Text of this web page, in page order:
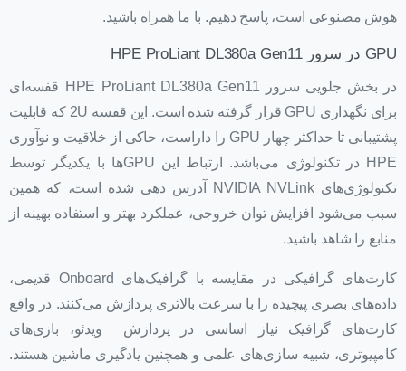
هوش مصنوعی است، پاسخ دهیم. با ما همراه باشید.
GPU در سرور HPE ProLiant DL380a Gen11
در بخش جلویی سرور HPE ProLiant DL380a Gen11 قفسه‌ای
برای نگهداری GPU قرار گرفته شده است. این قفسه 2U که قابلیت
پشتیبانی تا حداکثر چهار GPU را داراست، حاکی از خلاقیت و نوآوری
HPE در تکنولوژی می‌باشد. ارتباط این GPU‌ها با یکدیگر توسط
تکنولوژی‌های NVIDIA NVLink آدرس دهی شده‌ است، که همین
سبب می‌شود افزایش توان خروجی، عملکرد بهتر و استفاده بهینه از
منابع را شاهد باشید.
کارت‌های گرافیکی در مقایسه با گرافیک‌های Onboard قدیمی،
داده‌های بصری پیچیده را با سرعت بالاتری پردازش می‌کنند. در واقع
کارت‌های گرافیک نیاز اساسی در پردازش ویدئو، بازی‌های
کامپیوتری، شبیه سازی‌های علمی و همچنین یادگیری ماشین هستند.